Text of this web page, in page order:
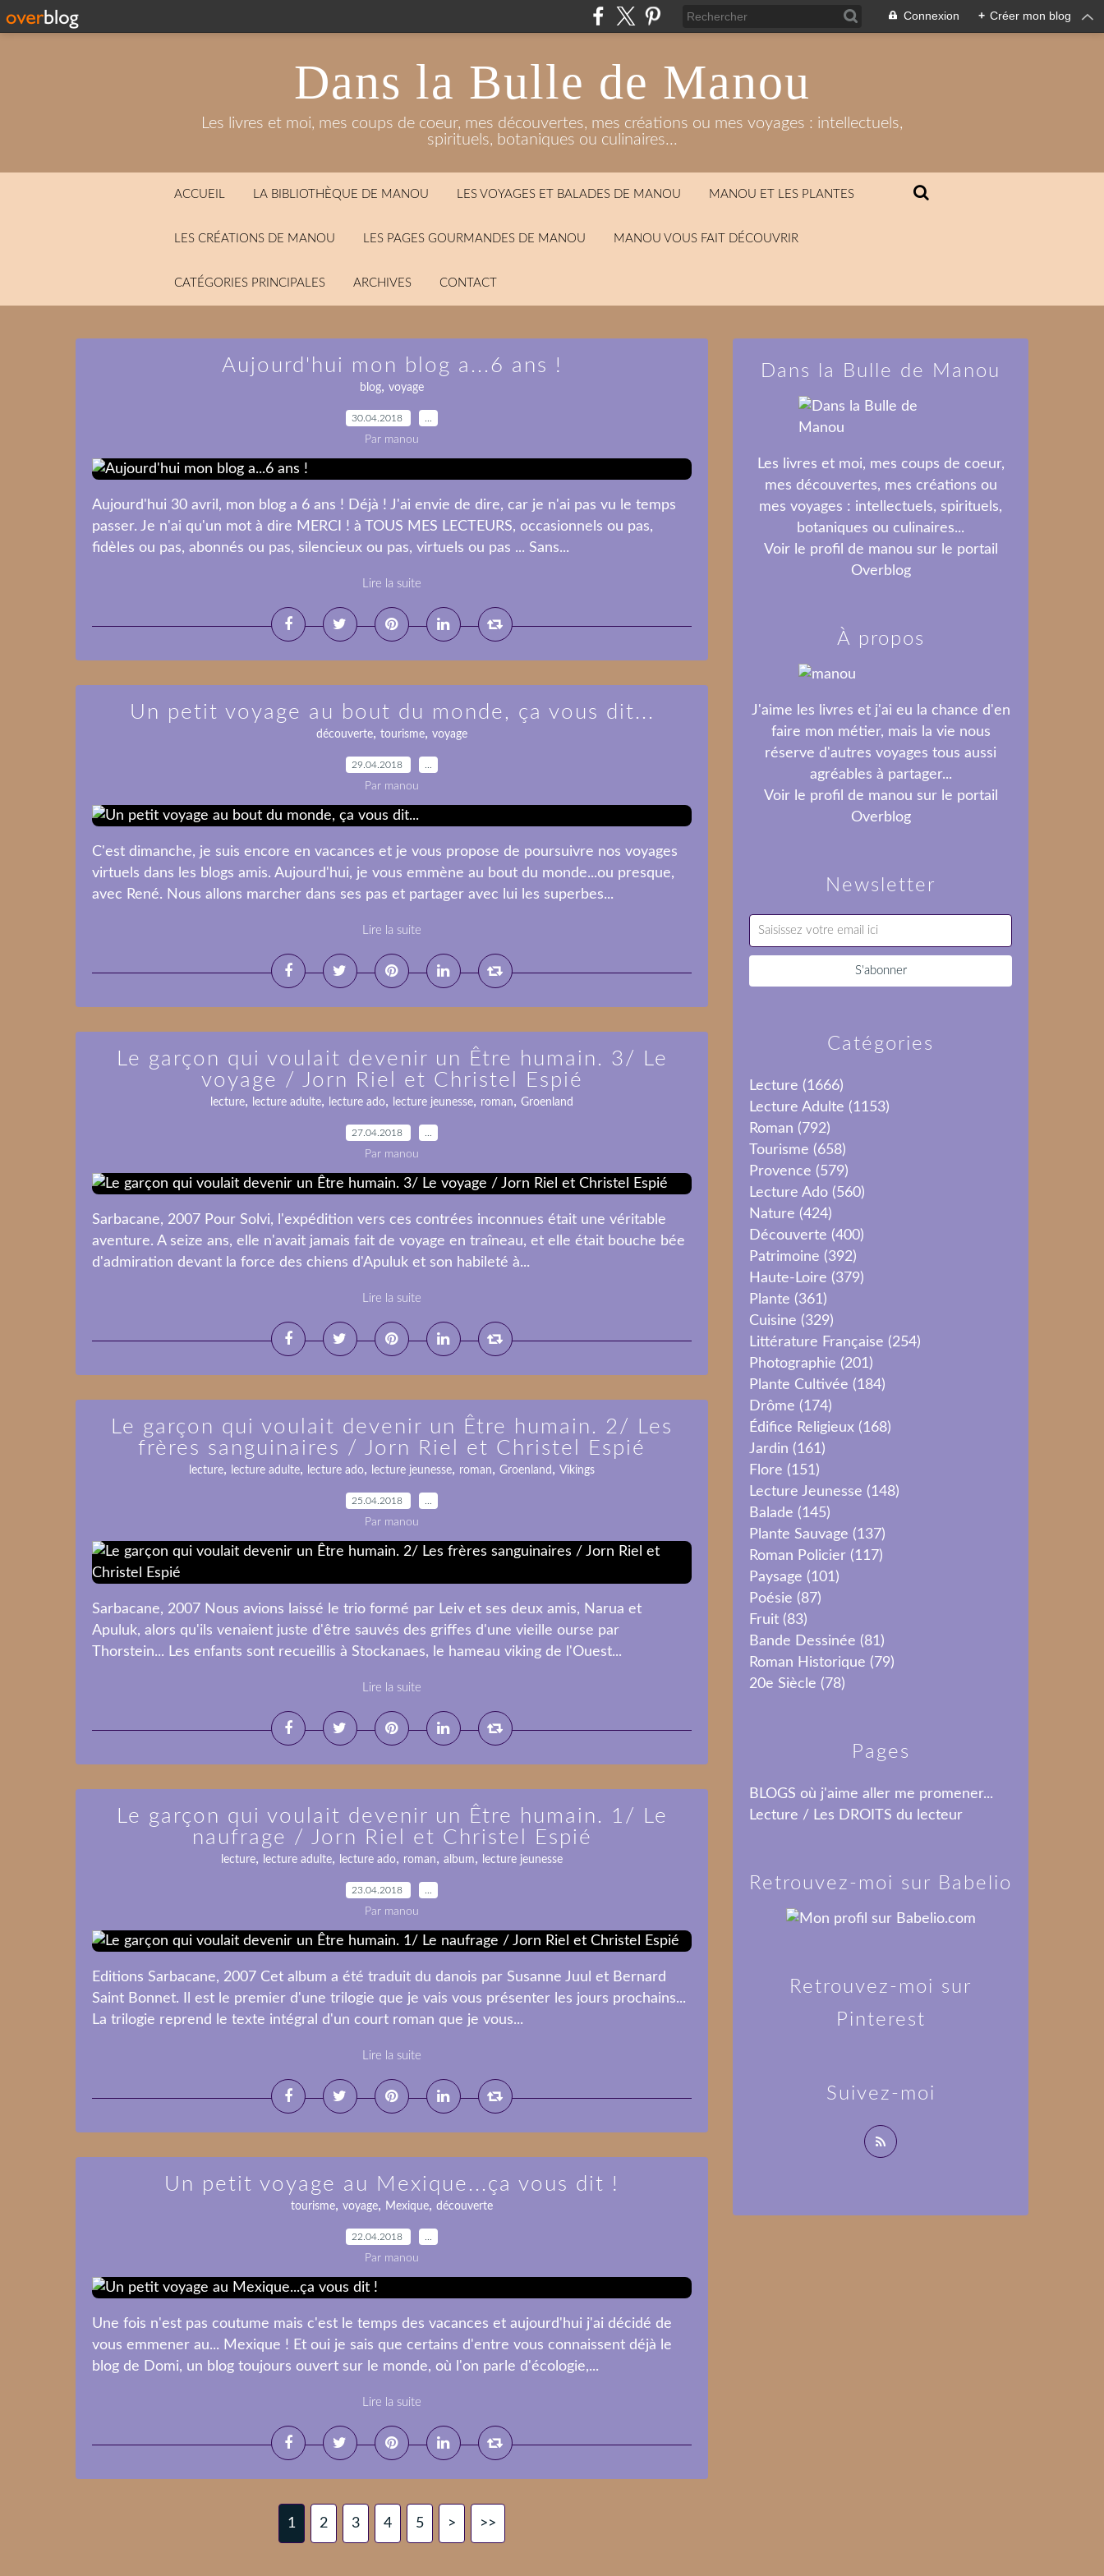
Connexion + Créer mon blog
Dans la Bulle de Manou
Les livres et moi, mes coups de coeur, mes découvertes, mes créations ou mes voyages : intellectuels,
spirituels, botaniques ou culinaires...
ACCUEIL LA BIBLIOTHÈQUE DE MANOU LES VOYAGES ET BALADES DE MANOU MANOU ET LES PLANTES
LES CRÉATIONS DE MANOU LES PAGES GOURMANDES DE MANOU MANOU VOUS FAIT DÉCOUVRIR
CATÉGORIES PRINCIPALES ARCHIVES CONTACT
Aujourd'hui mon blog a...6 ans !
blog, voyage
30.04.2018
Par manou
Aujourd'hui 30 avril, mon blog a 6 ans ! Déjà ! J'ai envie de dire, car je n'ai pas vu le temps
passer. Je n'ai qu'un mot à dire MERCI ! à TOUS MES LECTEURS, occasionnels ou pas,
fidèles ou pas, abonnés ou pas, silencieux ou pas, virtuels ou pas ... Sans...
Lire la suite
Un petit voyage au bout du monde, ça vous dit...
découverte, tourisme, voyage
29.04.2018
Par manou
C'est dimanche, je suis encore en vacances et je vous propose de poursuivre nos voyages
virtuels dans les blogs amis. Aujourd'hui, je vous emmène au bout du monde...ou presque,
avec René. Nous allons marcher dans ses pas et partager avec lui les superbes...
Lire la suite
Le garçon qui voulait devenir un Être humain. 3/ Le
voyage / Jorn Riel et Christel Espié
lecture, lecture adulte, lecture ado, lecture jeunesse, roman, Groenland
27.04.2018
Par manou
Sarbacane, 2007 Pour Solvi, l'expédition vers ces contrées inconnues était une véritable
aventure. A seize ans, elle n'avait jamais fait de voyage en traîneau, et elle était bouche bée
d'admiration devant la force des chiens d'Apuluk et son habileté à...
Lire la suite
Le garçon qui voulait devenir un Être humain. 2/ Les
frères sanguinaires / Jorn Riel et Christel Espié
lecture, lecture adulte, lecture ado, lecture jeunesse, roman, Groenland , Vikings
25.04.2018
Par manou
Sarbacane, 2007 Nous avions laissé le trio formé par Leiv et ses deux amis, Narua et
Apuluk, alors qu'ils venaient juste d'être sauvés des griffes d'une vieille ourse par
Thorstein... Les enfants sont recueillis à Stockanaes, le hameau viking de l'Ouest...
Lire la suite
Le garçon qui voulait devenir un Être humain. 1/ Le
naufrage / Jorn Riel et Christel Espié
lecture, lecture adulte, lecture ado, roman, album, lecture jeunesse
23.04.2018
Par manou
Editions Sarbacane, 2007 Cet album a été traduit du danois par Susanne Juul et Bernard
Saint Bonnet. Il est le premier d'une trilogie que je vais vous présenter les jours prochains...
La trilogie reprend le texte intégral d'un court roman que je vous...
Lire la suite
Un petit voyage au Mexique...ça vous dit !
tourisme, voyage, Mexique, découverte
22.04.2018
Par manou
Une fois n'est pas coutume mais c'est le temps des vacances et aujourd'hui j'ai décidé de
vous emmener au... Mexique ! Et oui je sais que certains d'entre vous connaissent déjà le
blog de Domi, un blog toujours ouvert sur le monde, où l'on parle d'écologie,...
Lire la suite
1 2 3 4 5 > >>
Newsletter
Catégories
Lecture (1666)
Lecture Adulte (1153)
Roman (792)
Tourisme (658)
Provence (579)
Lecture Ado (560)
Nature (424)
Découverte (400)
Patrimoine (392)
Haute-Loire (379)
Plante (361)
Cuisine (329)
Littérature Française (254)
Photographie (201)
Plante Cultivée (184)
Drôme (174)
Édifice Religieux (168)
Jardin (161)
Flore (151)
Lecture Jeunesse (148)
Balade (145)
Plante Sauvage (137)
Roman Policier (117)
Paysage (101)
Poésie (87)
Fruit (83)
Bande Dessinée (81)
Roman Historique (79)
20e Siècle (78)
Pages
BLOGS où j'aime aller me promener...
Lecture / Les DROITS du lecteur
Dans la Bulle de Manou
Les livres et moi, mes coups de coeur,
mes découvertes, mes créations ou
mes voyages : intellectuels, spirituels,
botaniques ou culinaires...
Voir le profil de manou sur le portail
Overblog
Suivez-moi
À propos
J'aime les livres et j'ai eu la chance d'en
faire mon métier, mais la vie nous
réserve d'autres voyages tous aussi
agréables à partager...
Voir le profil de manou sur le portail
Overblog
Retrouvez-moi sur Babelio
Retrouvez-moi sur
Pinterest